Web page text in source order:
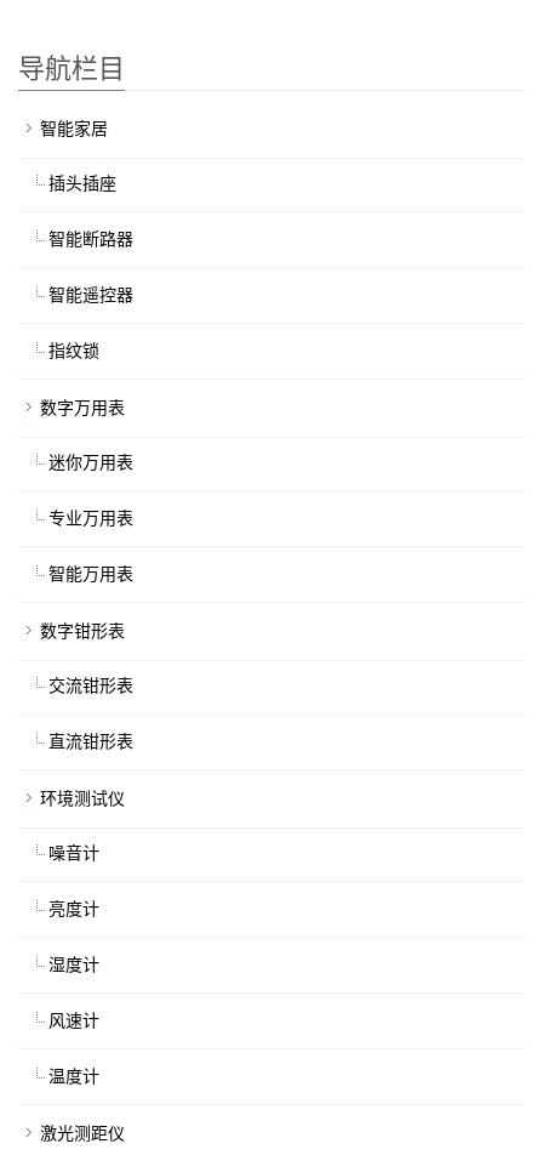
导航栏目
智能家居
插头插座
智能断路器
智能遥控器
指纹锁
数字万用表
迷你万用表
专业万用表
智能万用表
数字钳形表
交流钳形表
直流钳形表
环境测试仪
噪音计
亮度计
湿度计
风速计
温度计
激光测距仪